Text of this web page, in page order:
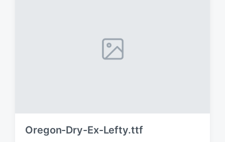
Oregon-Dry-Ex-Lefty.ttf